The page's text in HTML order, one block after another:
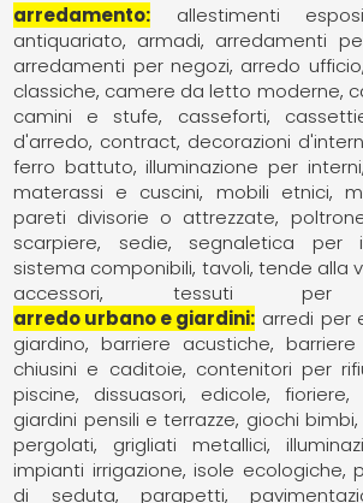
arredamento
allestimenti
antiquariato
armadi
arredamenti
arredamenti per negozi arredo ufficio
classiche camere da letto moderne
camini e stufe
casseforti
d'arredo contract decorazioni
ferro battuto illuminazione per interni
materassi e cuscini
mobili etnici
pareti divisorie o attrezzate
scarpiere
sedie
segnaletica per
sistema componibili tavoli tende alla
accessori
tessuti per
arredo urbano e giardini arredi per
giardino
barriere acustiche
chiusini e caditoie
contenitori per
piscine
dissuasori edicole fioriere
giardini pensili e terrazze giochi bimbi
pergolati
grigliati metallici
impianti irrigazione isole ecologiche
di seduta
parapetti